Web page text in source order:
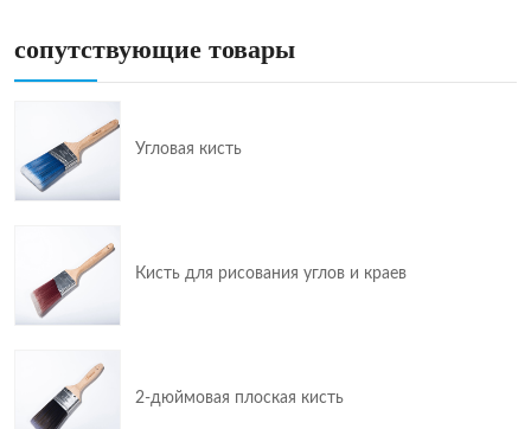
сопутствующие товары
Угловая кисть
Кисть для рисования углов и краев
2-дюймовая плоская кисть